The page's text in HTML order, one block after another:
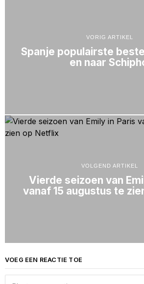
VORIG ARTIKEL
Spanje populairste
en naar
VOLGEND ARTIKEL
Vierde seizoen van
vanaf 15 augustus te
VOEG EEN REACTIE TOE